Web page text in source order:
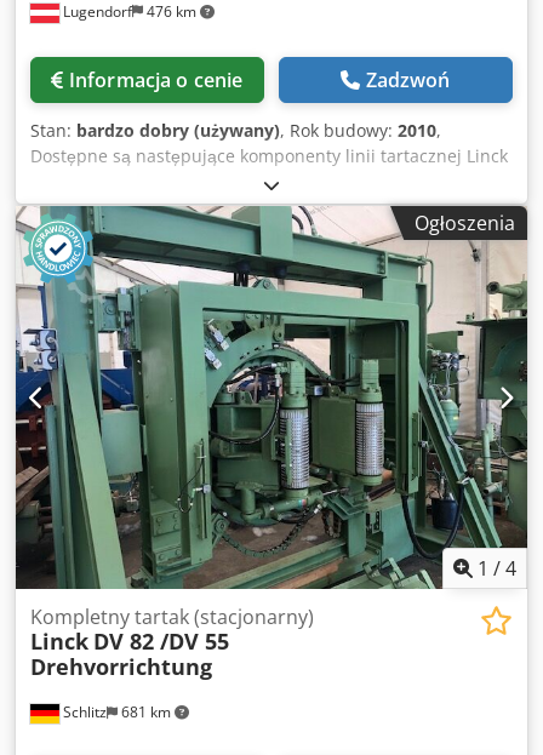
Lugendorf 476 km
Informacja o cenie Zadzwoń
Stan: bardzo dobry (używany), Rok budowy: 2010,
Dostępne są następujące komponenty linii tartacznej Linck
VM50: Stan maszyn jest bardzo dobry! Urządzenie
podające ZV21, model EV 50 (na magazynie) Obrzynarka
profilująca ZD31, model VM50, 2 × 200 kW (na magazynie)
Urządzenie odbierające AV31, model VZM (na magazynie)
Urządzenie centrujące VZ21, model VZV (na magazynie)
Obracarka do drewna DV21, model DV70-2 (na magazynie)
Dcjdpfxezfwlfs Amvok Dodatkowe komponenty: Urządzenie
podające i centrujące EVP – dostępne od września 2026
Obrzynarka profilująca VM50, 2 × 200 kW – dostępna od
września 2026 Agregat profilujący VMP450 F61, 4 × 110 kW
– dostępny od września 2026
Ogłoszenia
1 /4
Schlitz 681 km
Kompletny tartak (stacjonarny)
Linck DV 82 /DV 55
Drehvorrichtung